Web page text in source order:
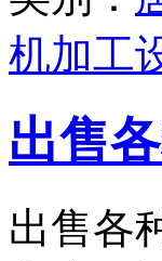
机加工
出售
出售各